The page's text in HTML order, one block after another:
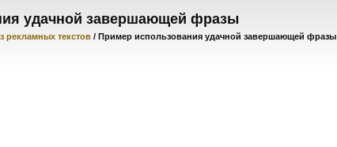
удачной завершающей фразы
рекламных текстов / Пример использования удачной завершающей фразы